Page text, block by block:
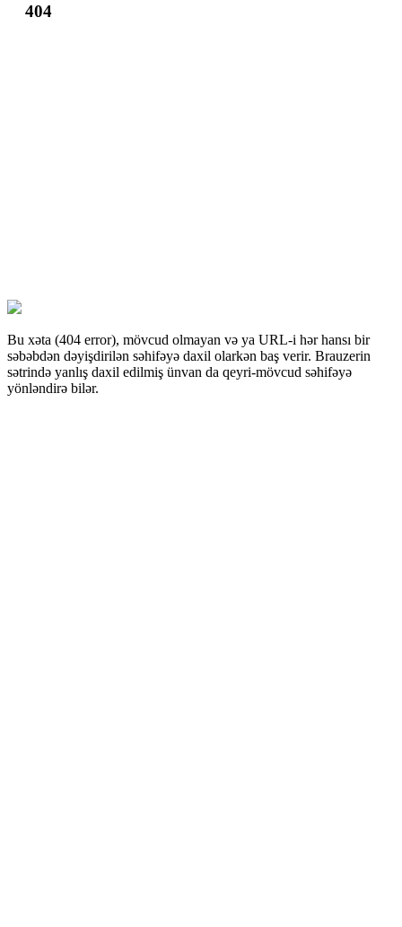
404
Bu xəta (404 error), mövcud olmayan və ya URL-i hər hansı bir
səbəbdən dəyişdirilən səhifəyə daxil olarkən baş verir. Brauzerin
sətrində yanlış daxil edilmiş ünvan da qeyri-mövcud səhifəyə
yönləndirə bilər.